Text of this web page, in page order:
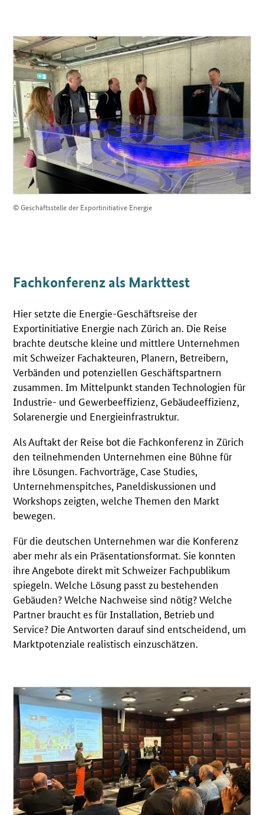
© Geschäftsstelle der Exportinitiative Energie
Fachkonferenz als Markttest
Hier setzte die Energie-Geschäftsreise der
Exportinitiative Energie nach Zürich an. Die Reise
brachte deutsche kleine und mittlere Unternehmen
mit Schweizer Fachakteuren, Planern, Betreibern,
Verbänden und potenziellen Geschäftspartnern
zusammen. Im Mittelpunkt standen Technologien für
Industrie- und Gewerbeeffizienz, Gebäudeeffizienz,
Solarenergie und Energieinfrastruktur.
Als Auftakt der Reise bot die Fachkonferenz in Zürich
den teilnehmenden Unternehmen eine Bühne für
ihre Lösungen. Fachvorträge, Case Studies,
Unternehmenspitches, Paneldiskussionen und
Workshops zeigten, welche Themen den Markt
bewegen.
Für die deutschen Unternehmen war die Konferenz
aber mehr als ein Präsentationsformat. Sie konnten
ihre Angebote direkt mit Schweizer Fachpublikum
spiegeln. Welche Lösung passt zu bestehenden
Gebäuden? Welche Nachweise sind nötig? Welche
Partner braucht es für Installation, Betrieb und
Service? Die Antworten darauf sind entscheidend, um
Marktpotenziale realistisch einzuschätzen.